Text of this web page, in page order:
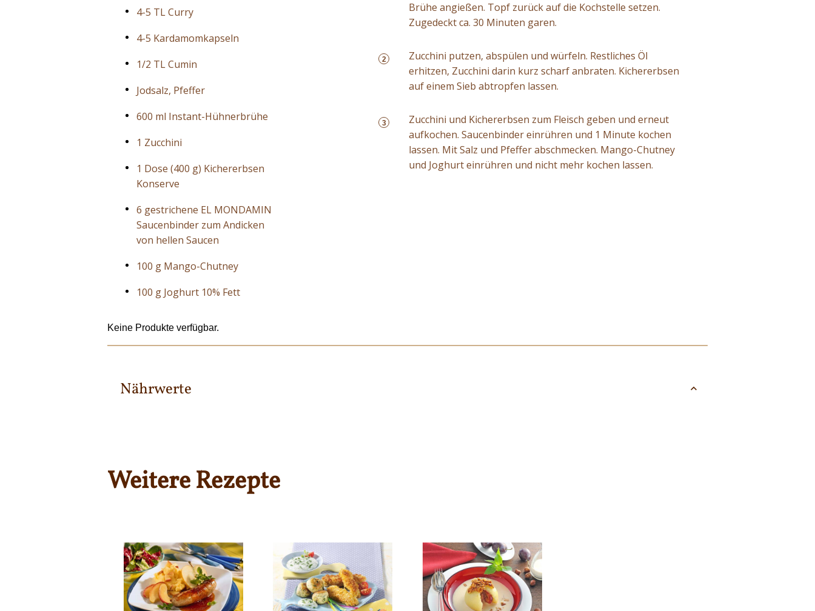
4-5 TL Curry
4-5 Kardamomkapseln
1/2 TL Cumin
Jodsalz, Pfeffer
600 ml Instant-Hühnerbrühe
1 Zucchini
1 Dose (400 g) Kichererbsen
Konserve
6 gestrichene EL MONDAMIN
Saucenbinder zum Andicken
von hellen Saucen
100 g Mango-Chutney
100 g Joghurt 10% Fett
Brühe angießen. Topf zurück auf die Kochstelle setzen.
Zugedeckt ca. 30 Minuten garen.
2
Zucchini putzen, abspülen und würfeln. Restliches Öl
erhitzen, Zucchini darin kurz scharf anbraten. Kichererbsen
auf einem Sieb abtropfen lassen.
3
Zucchini und Kichererbsen zum Fleisch geben und erneut
aufkochen. Saucenbinder einrühren und 1 Minute kochen
lassen. Mit Salz und Pfeffer abschmecken. Mango-Chutney
und Joghurt einrühren und nicht mehr kochen lassen.
Keine Produkte verfügbar.
Nährwerte
Weitere Rezepte